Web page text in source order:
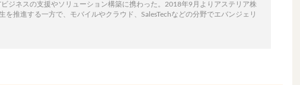
ジネスの支援やソリューション構築に携わった。2018年9月よりアステリア株
を推進する一方で、モバイルやクラウド、SalesTechなどの分野でエバンジェリ